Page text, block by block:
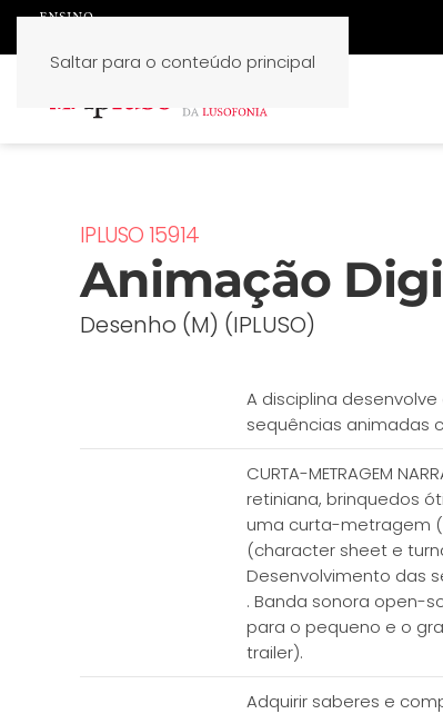
Saltar para o conteúdo principal
IPLUSO 15914
Animação
Desenho (M) (IPLUSO)
A disciplina
sequências animadas
CURTA-METRAGEM
retiniana, brinquedos
uma curta-metragem
(character sheet e
Desenvolvimento das
. Banda sonora open-
para o pequeno e o
trailer).
Adquirir saberes e